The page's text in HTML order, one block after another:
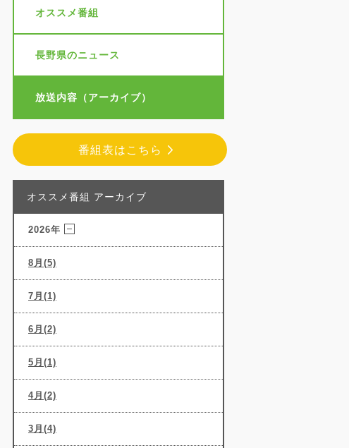
オススメ番組
長野県のニュース
放送内容（アーカイブ）
番組表はこちら
オススメ番組 アーカイブ
2026年
8月(5)
7月(1)
6月(2)
5月(1)
4月(2)
3月(4)